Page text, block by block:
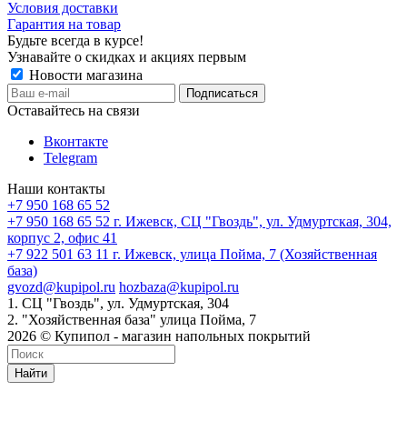
Условия доставки
Гарантия на товар
Будьте всегда в курсе!
Узнавайте о скидках и акциях первым
Новости магазина
Оставайтесь на связи
Вконтакте
Telegram
Наши контакты
+7 950 168 65 52
+7 950 168 65 52 г. Ижевск, СЦ "Гвоздь", ул. Удмуртская, 304,
корпус 2, офис 41
+7 922 501 63 11 г. Ижевск, улица Пойма, 7 (Хозяйственная
база)
gvozd@kupipol.ru hozbaza@kupipol.ru
1. СЦ "Гвоздь", ул. Удмуртская, 304
2. "Хозяйственная база" улица Пойма, 7
2026 © Купипол - магазин напольных покрытий
Найти